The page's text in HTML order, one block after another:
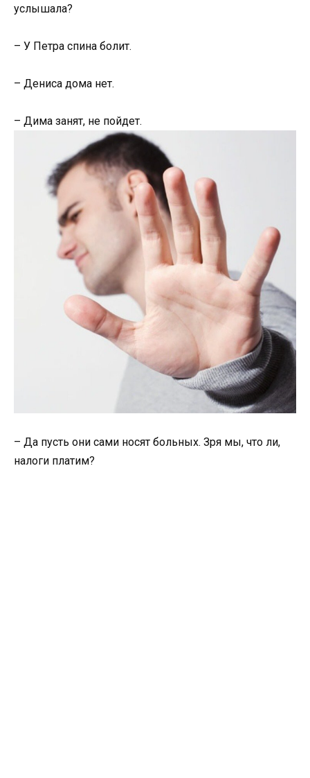
услышала?
– У Петра спина болит.
– Дениса дома нет.
– Дима занят, не пойдет.
– Да пусть они сами носят больных. Зря мы, что ли,
налоги платим?